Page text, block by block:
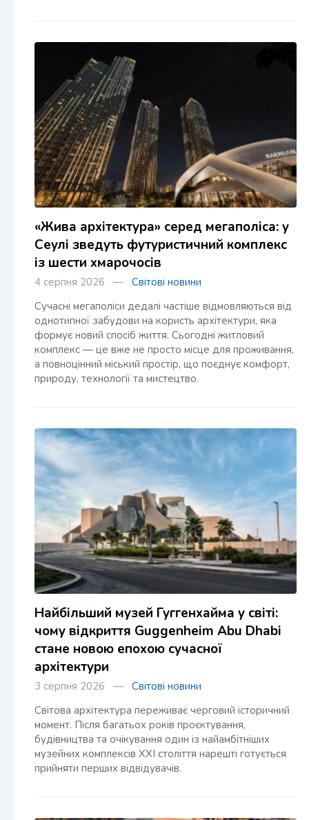
«Жива архітектура» серед мегаполіса: у
Сеулі зведуть футуристичний комплекс
із шести хмарочосів
4 серпня 2026 — Світові новини
Сучасні мегаполіси дедалі частіше відмовляються від
однотипної забудови на користь архітектури, яка
формує новий спосіб життя. Сьогодні житловий
комплекс — це вже не просто місце для проживання,
а повноцінний міський простір, що поєднує комфорт,
природу, технології та мистецтво.
Найбільший музей Гуггенхайма у світі:
чому відкриття Guggenheim Abu Dhabi
стане новою епохою сучасної
архітектури
3 серпня 2026 — Світові новини
Світова архітектура переживає черговий історичний
момент. Після багатьох років проєктування,
будівництва та очікування один із найамбітніших
музейних комплексів XXI століття нарешті готується
прийняти перших відвідувачів.